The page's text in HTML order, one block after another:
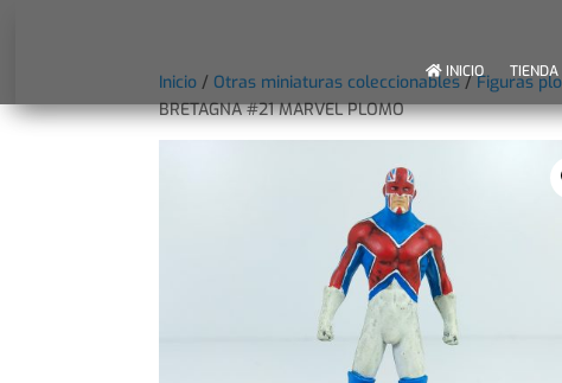
INICIO TIENDA
Inicio / Otras miniaturas coleccionables/Figuras
BRETAGNA #21 MARVEL PLOMO